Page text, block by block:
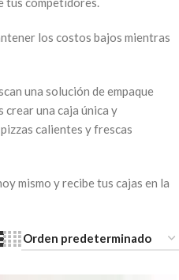
los costos bajos mientras
una solución de empaque
una caja única y
calientes y frescas
mismo y recibe tus cajas en la